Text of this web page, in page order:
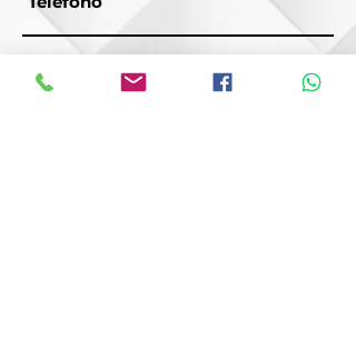
🛁 Servicio de Drenaje
💡 Servicio de Luz Eléctrica en
🏘 Calles Pavimentadas en Proceso